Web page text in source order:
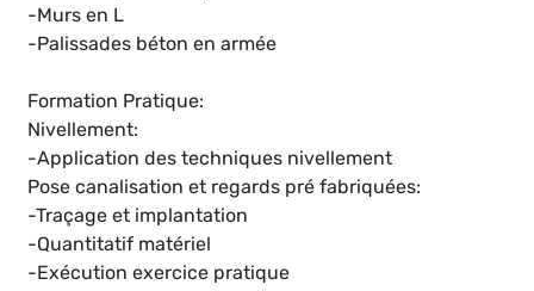
-Murs en L
-Palissades béton en armée
Formation Pratique:
Nivellement:
-Application des techniques nivellement
Pose canalisation et regards pré fabriquées:
-Traçage et implantation
-Quantitatif matériel
-Exécution exercice pratique